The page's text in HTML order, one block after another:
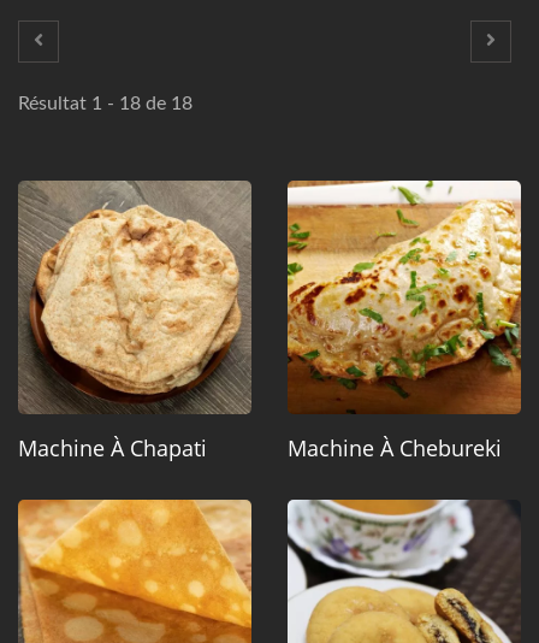
Résultat 1 - 18 de 18
Machine À Chapati Machine À Chebureki